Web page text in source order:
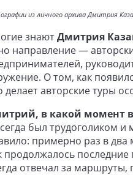
из личного архива Дмитрия
знаютДмитрия
направление —
О том, как
делает авторские туры
в какой момент
был трудоголиком
примерно раз в два
продолжалось
отвечал за